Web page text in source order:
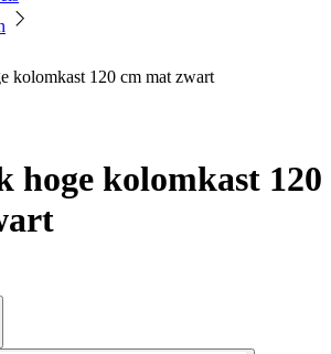
kolomkast 120 cm mat zwart
hoge kolomkast 120